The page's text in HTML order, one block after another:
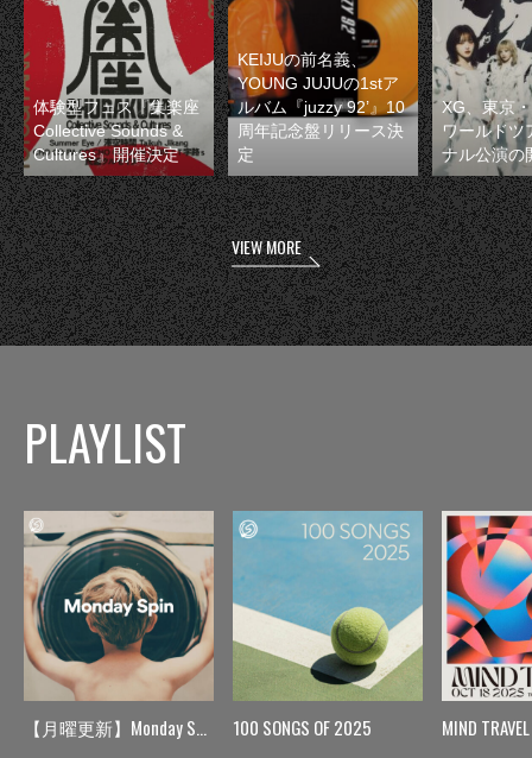
体験型フェス『集楽座
Collective Sounds &
Cultures』開催決定
KEIJUの前名義、
YOUNG JUJUの1stア
ルバム『juzzy 92’』10
周年記念盤リリース決
定
XG、東京
ワールドツ
ナル公演の
VIEW MORE
PLAYLIST
【月曜更新】Monday Spin 100 SONGS OF 2025 MIND TRAVEL